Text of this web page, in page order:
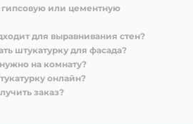
или цементную
для выравнивания стен?
штукатурку для фасада?
на комнату?
онлайн?
заказ?